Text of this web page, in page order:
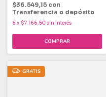
$36.549,15 con
Transferencia o depósito
6 x $7.166,50 sin interés
GRATIS